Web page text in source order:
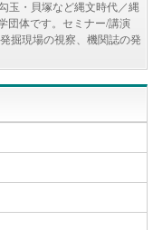
玉・貝塚など縄文時代／縄
団体です。セミナー/講演
掘現場の視察、機関誌の発